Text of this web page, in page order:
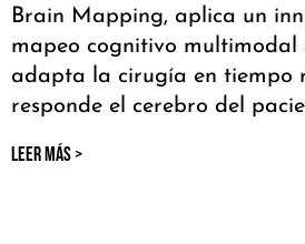
Brain Mapping, aplica un
mapeo cognitivo multimodal
adapta la cirugía en tiempo
responde el cerebro del
LEER MÁS >